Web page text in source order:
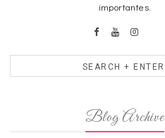
importantes.
Blog Archive